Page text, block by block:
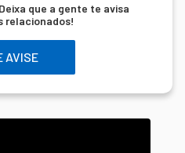
que a gente te avisa
relacionados!
AVISE